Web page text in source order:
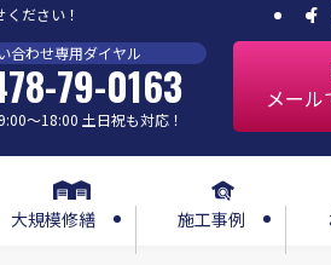
ださい！
大規模修繕 施工事例
合わせ専用ダイヤル
79-0163
〜18:00 土日祝も対応！
メール